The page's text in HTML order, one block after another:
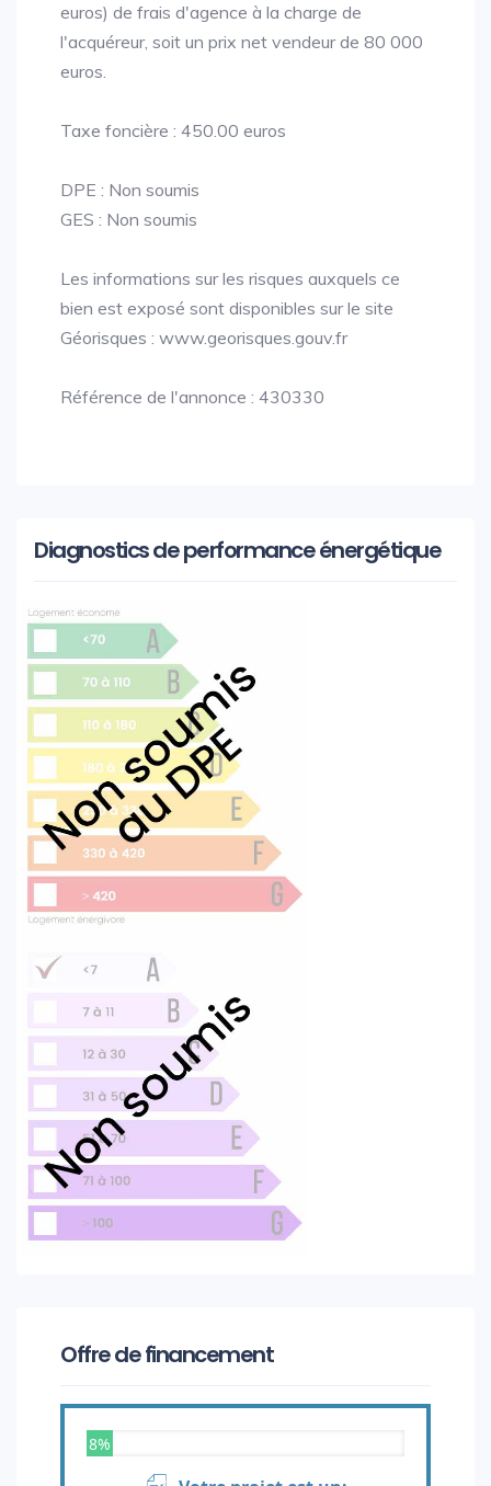
euros) de frais d'agence à la charge de
l'acquéreur, soit un prix net vendeur de 80 000
euros.
Taxe foncière : 450.00 euros
DPE : Non soumis
GES : Non soumis
Les informations sur les risques auxquels ce
bien est exposé sont disponibles sur le site
Géorisques : www.georisques.gouv.fr
Référence de l'annonce : 430330
Diagnostics de performance énergétique
Offre de financement